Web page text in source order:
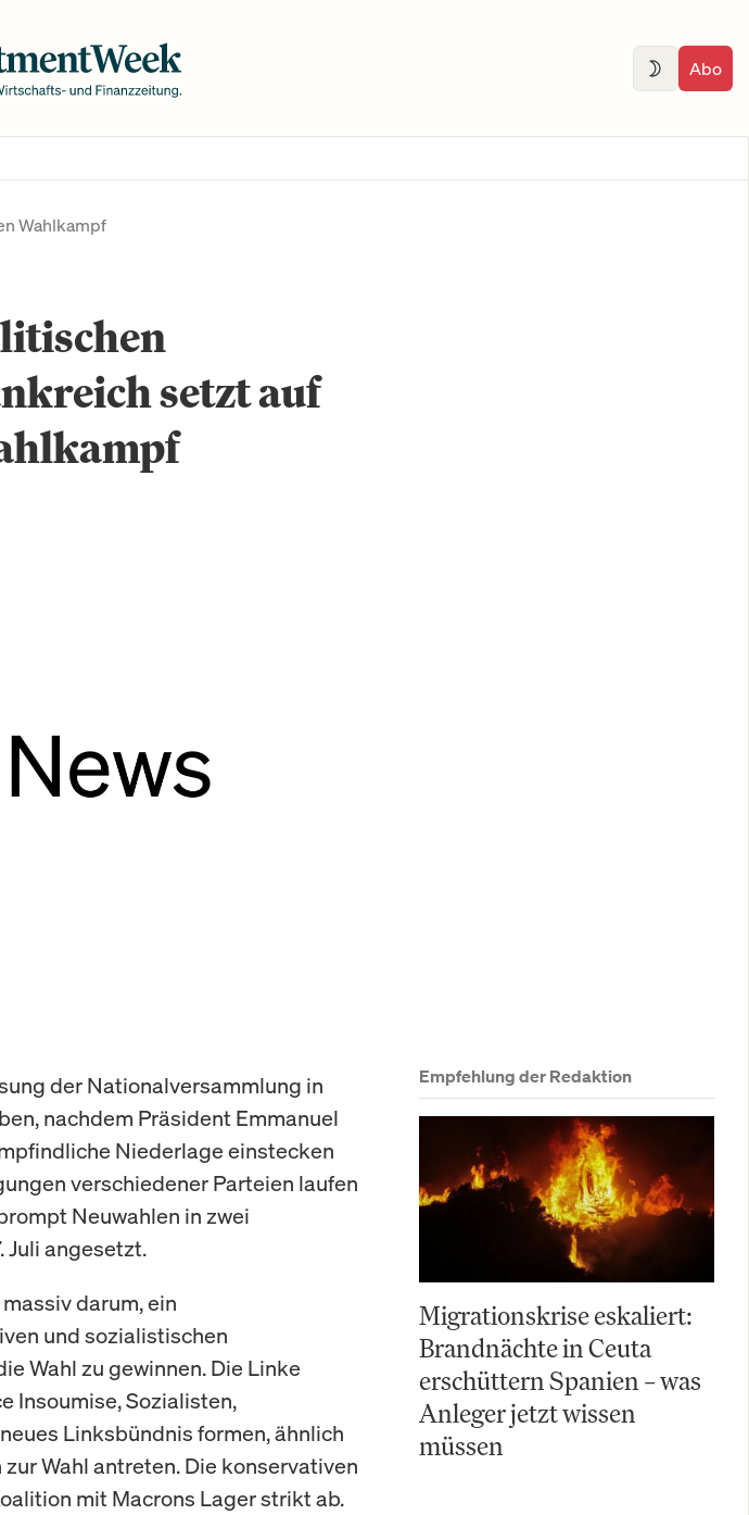
Abo
Wahlkampf
setzt auf
der Nationalversammlung in
nachdem Präsident Emmanuel
Niederlage einstecken
verschiedener Parteien laufen
Neuwahlen in zwei
Juli angesetzt.
darum, ein
und sozialistischen
Wahl zu gewinnen. Die Linke
Insoumise, Sozialisten,
Linksbündnis formen, ähnlich
Wahl antreten. Die konservativen
mit Macrons Lager strikt ab.
Empfehlung der Redaktion
Migrationskrise eskaliert:
Brandnächte in Ceuta
erschüttern Spanien – was
Anleger jetzt wissen
müssen